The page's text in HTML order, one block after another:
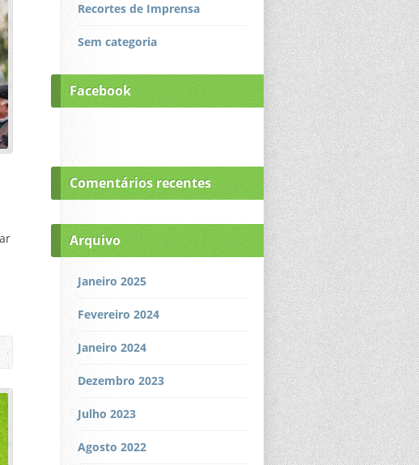
Recortes de Imprensa
Sem categoria
Facebook
Comentários recentes
Arquivo
Janeiro 2025
Fevereiro 2024
Janeiro 2024
Dezembro 2023
Julho 2023
Agosto 2022